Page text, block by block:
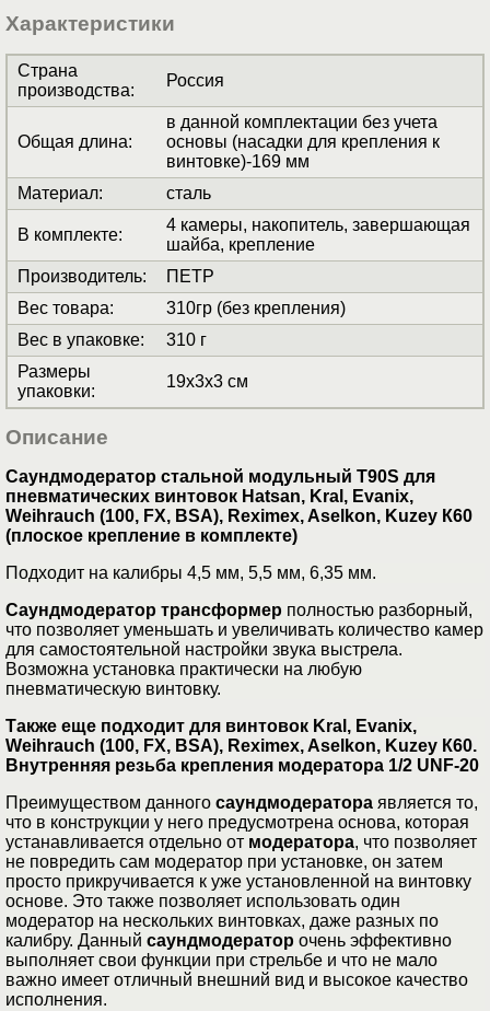
Характеристики
Страна
производства:
Россия
Общая длина:
в данной комплектации без учета
основы (насадки для крепления к
винтовке)-169 мм
Материал: сталь
В комплекте:
4 камеры, накопитель, завершающая
шайба, крепление
Производитель:
ПЕТР
Вес товара:
310гр (без крепления)
Вес в упаковке:
310 г
Размеры
упаковки:
19x3x3 см
Описание
Саундмодератор стальной модульный T90S для
пневматических винтовок Hatsan, Kral, Evanix,
Weihrauch (100, FX, BSA), Reximex, Aselkon, Kuzey К60
(плоское крепление в комплекте)
Подходит на калибры 4,5 мм, 5,5 мм, 6,35 мм.
Cаундмодератор трансформер полностью разборный,
что позволяет уменьшать и увеличивать количество камер
для самостоятельной настройки звука выстрела.
Возможна установка практически на любую
пневматическую винтовку.
Также еще подходит для винтовок Kral, Evanix,
Weihrauch (100, FX, BSA), Reximex, Aselkon, Kuzey К60.
Внутренняя резьба крепления модератора 1/2 UNF-20
Преимуществом данного саундмодератора является то,
что в конструкции у него предусмотрена основа, которая
устанавливается отдельно от модератора, что позволяет
не повредить сам модератор при установке, он затем
просто прикручивается к уже установленной на винтовку
основе. Это также позволяет использовать один
модератор на нескольких винтовках, даже разных по
калибру. Данный саундмодератор очень эффективно
выполняет свои функции при стрельбе и что не мало
важно имеет отличный внешний вид и высокое качество
исполнения.